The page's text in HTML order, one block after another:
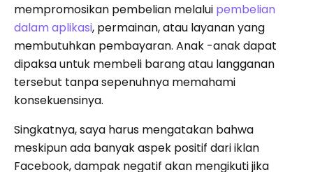
mempromosikan pembelian melalui pembelian
dalam aplikasi, permainan, atau layanan yang
membutuhkan pembayaran. Anak -anak dapat
dipaksa untuk membeli barang atau langganan
tersebut tanpa sepenuhnya memahami
konsekuensinya.
Singkatnya, saya harus mengatakan bahwa
meskipun ada banyak aspek positif dari iklan
Facebook, dampak negatif akan mengikuti jika